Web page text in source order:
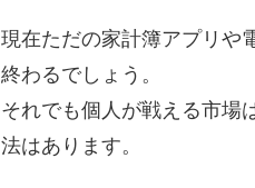
現在ただの家計簿アプリや
終わるでしょう。
それでも個人が戦える市場
法はあります。